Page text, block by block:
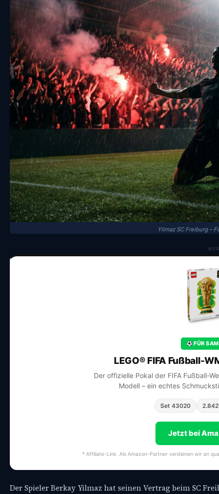
Yilmaz SC Freiburg –
FÜR
LEGO® FIFA Fußball-
Der offizielle Pokal der FIFA Fußball-
Modell – ein echtes
Set 43020
Jetzt bei
* Affiliate-Link. Als Amazon-Partner verdienen wir an
Der Spieler Berkay Yilmaz hat seinen Vertrag beim SC